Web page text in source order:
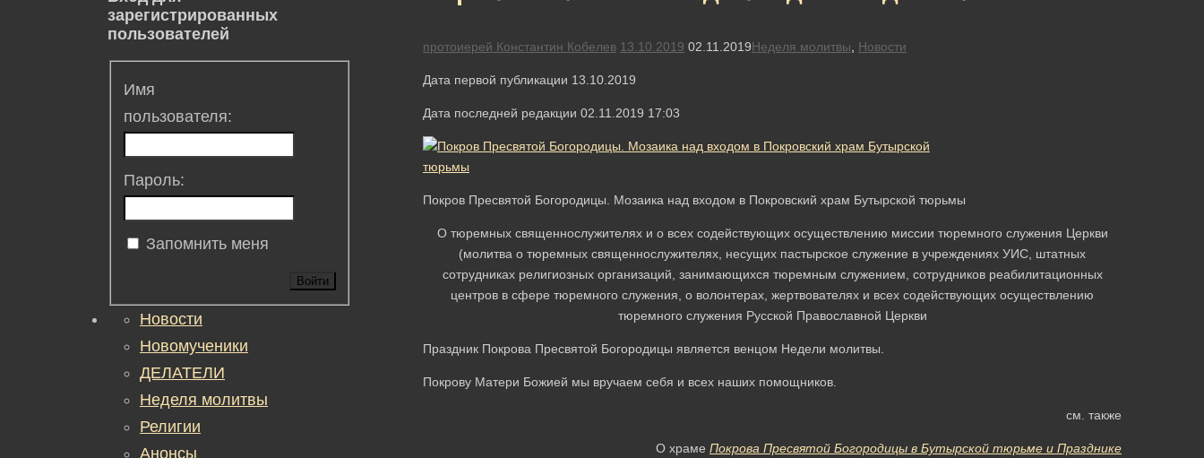
протоиерей Константин Кобелев 13.10.2019 02.11.2019Неделя молитвы Новости
Дата первой публикации 13.10.2019
Дата последней редакции 02.11.2019 17:03
Покров Пресвятой Богородицы. Мозаика над входом в Покровский храм Бутырской тюрьмы
О тюремных священнослужителях и о всех содействующих осуществлению миссии тюремного служения Церкви
(молитва о тюремных священнослужителях, несущих пастырское служение в учреждениях УИС, штатных
сотрудниках религиозных организаций, занимающихся тюремным служением, сотрудников реабилитационных
центров в сфере тюремного служения, о волонтерах, жертвователях и всех содействующих осуществлению
тюремного служения Русской Православной Церкви
Праздник Покрова Пресвятой Богородицы является венцом Недели молитвы.
Покрову Матери Божией мы вручаем себя и всех наших помощников.
см. также
О храме Покрова Пресвятой Богородицы в Бутырской тюрьме и Празднике
зарегистрированных
пользователей
Имя
пользователя:
Пароль:
Запомнить меня
Войти
Новости
Новомученики
ДЕЛАТЕЛИ
Неделя молитвы
Религии
Анонсы